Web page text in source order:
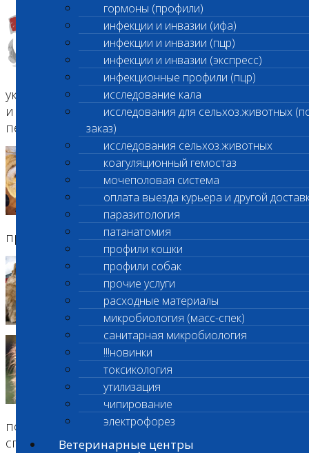
гормоны (профили)
инфекции и инвазии (ифа)
инфекции и инвазии (пцр)
инфекции и инвазии (экспресс)
инфекционные профили (пцр)
исследование кала
исследования для сельхоз.животных
заказ)
исследования сельхоз.животных
коагуляционный гемостаз
мочеполовая система
оплата выезда курьера и другой
паразитология
патанатомия
профили кошки
профили собак
прочие услуги
расходные материалы
микробиология (масс-спек)
санитарная микробиология
!!!новинки
токсикология
утилизация
чипирование
электрофорез
Ветеринарные центры
Как собаки и кошки становятся
донорами
Автомобильные аварии, инфекции,
болезни внутренних органов,
тяжелые отравления, последствия
укуса клещей — есть десятки заболеваний собак
и кошек, при которых может понадобиться
переливание крови. Рас...
Эксклюзив: Недобровольное
донорство
В тот момент я не думал. Торопился
по стоящему в пробках городу,
стараясь быстрее попасть на
противоположную сторону.
Где найти донора для
домашнего питомца
100 граммов спасли много
шариков
Стационар клиники. В отдельном
боксе готовится к выписке
трёхмесячный котёнок Тама. Ему
повезло: его подобрали на улице и успели
спасти.